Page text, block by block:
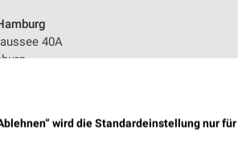
40A
wird die Standardeinstellung nur